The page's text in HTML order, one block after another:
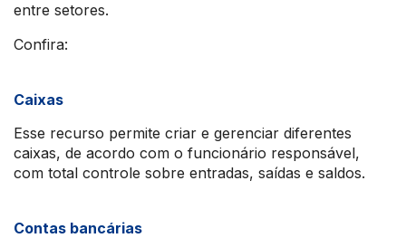
entre setores.
Confira:
Caixas
Esse recurso permite criar e gerenciar diferentes
caixas, de acordo com o funcionário responsável,
com total controle sobre entradas, saídas e saldos.
Contas bancárias